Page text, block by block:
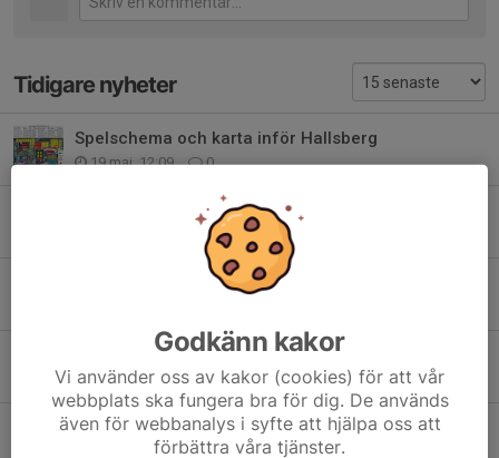
Tidigare nyheter
Spelschema och karta inför Hallsberg
19 maj, 12:09 0
Packlista och info inför Hallsberg
0
Järnvägen cup t-shirt
Träning inför Hallsberg
23 apr, 07:54 0
Inför morgondagen
27 mar, 13:52 0
Godkänn kakor
Vi använder oss av kakor (cookies) för att vår
webbplats ska fungera bra för dig. De används
även för webbanalys i syfte att hjälpa oss att
förbättra våra tjänster.